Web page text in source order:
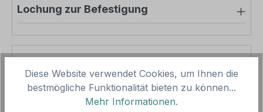
Lochung zur Befestigung
Produktpreis
12,50 €
Diese Website verwendet Cookies, um Ihnen die
bestmögliche Funktionalität bieten zu können...
Mehr Informationen.